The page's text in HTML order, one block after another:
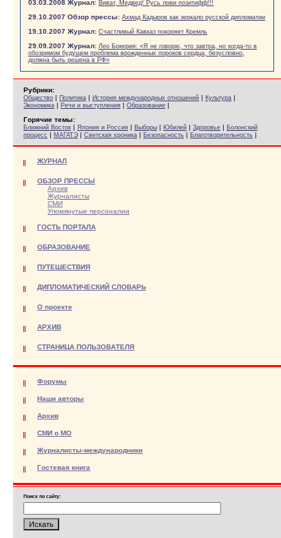
03.03.2008 Журнал: Виват, Медвед! Русь лови позитифф!!!
29.10.2007 Обзор прессы: Ахмад Кадыров как зеркало русской дипломатии
19.10.2007 Журнал: Счастливый Кавказ покоряет Кремль
29.09.2007 Журнал: Лео Бокерия: «Я не говорю, что завтра, но когда-то в
обозримом будущем проблема врожденных пороков сердца, безусловно,
должна быть решена в РФ»
Рубрики:
Общество | Политика | История международных отношений | Культура |
Экономика | Речи и выступления | Образование |
Горячие темы:
Ближний Восток | Япония и Россия | Выборы | Юбилей | Здоровье | Болонский
процесс | МАГАТЭ | Светская хроника | Безопасность | Благотворительность |
ЖУРНАЛ
ОБЗОР ПРЕССЫ
Архив
Журналисты
СМИ
Упомянутые персоналии
ГОСТЬ ПОРТАЛА
ОБРАЗОВАНИЕ
ПУТЕШЕСТВИЯ
ДИПЛОМАТИЧЕСКИЙ СЛОВАРЬ
О проекте
АРХИВ
СТРАНИЦА ПОЛЬЗОВАТЕЛЯ
Форумы
Наши авторы
Архив
СМИ о МО
Журналисты-международники
Гостевая книга
Поиск по сайту: